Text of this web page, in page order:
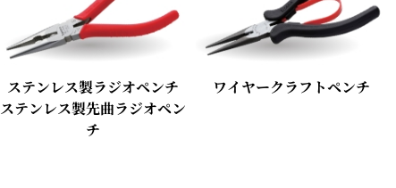
ステンレス製ラジオペンチ
ステンレス製先曲ラジオペン
チ
ワイヤークラフトペンチ